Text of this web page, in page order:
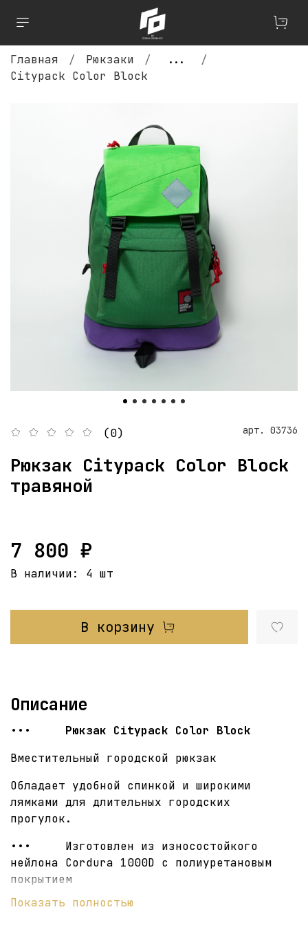
Главная Рюкзаки
...
Citypack Color Block
(0) арт. 03736
Рюкзак Citypack Color Block
травяной
7 800 ₽
В наличии: 4 шт
В корзину
Описание
••• Рюкзак Citypack Color Block
Вместительный городской рюкзак
Обладает удобной спинкой и широкими
лямками для длительных городских
прогулок.
••• Изготовлен из износостойкого
нейлона Cordura 1000D с полиуретановым
покрытием
- Подкладка ярко-салатового цвета
Показать полностью